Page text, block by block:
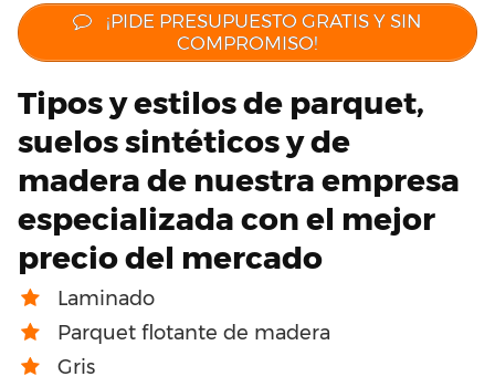
¡PIDE PRESUPUESTO GRATIS Y SIN
COMPROMISO!
Tipos y estilos de parquet,
suelos sintéticos y de
madera de nuestra empresa
especializada con el mejor
precio del mercado
Laminado
Parquet flotante de madera
Gris